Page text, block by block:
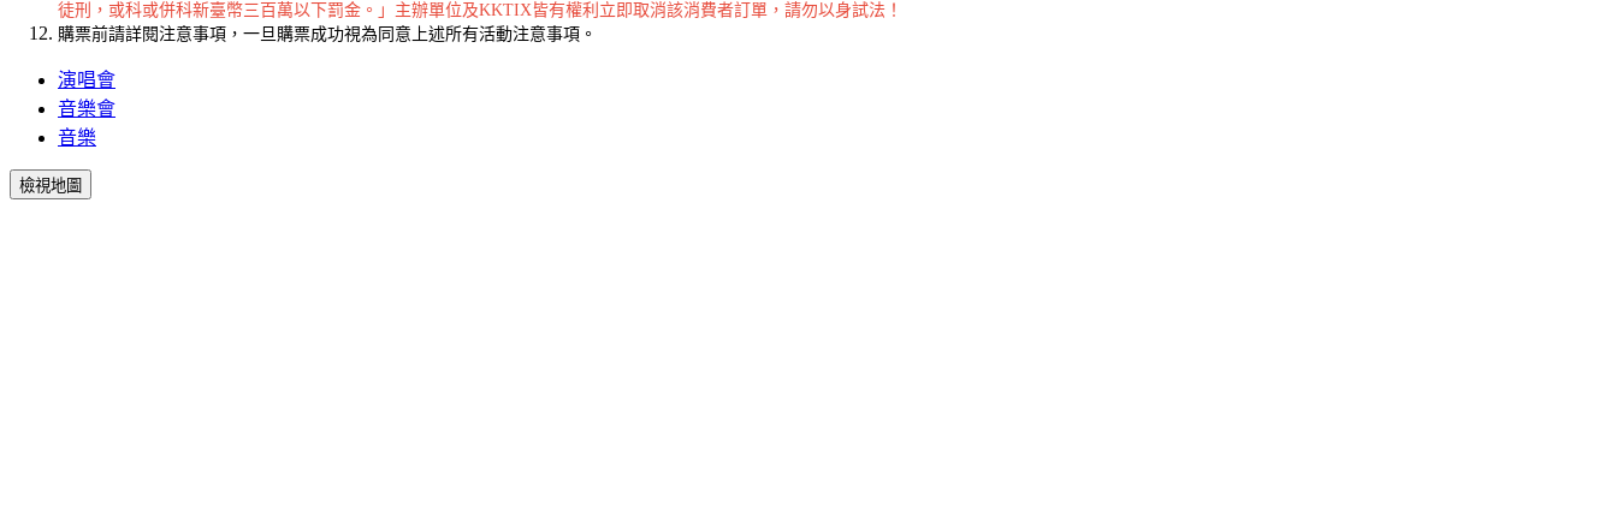
徒刑，或科或併科新臺幣三百萬以下罰金。」主辦單位及KKTIX皆有權利立即取消該消費者訂單，請勿以身試法！
購票前請詳閱注意事項，一旦購票成功視為同意上述所有活動注意事項。
演唱會
音樂會
音樂
檢視地圖